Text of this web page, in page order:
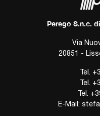
Perego S.n.c.
Via
20851 -
Tel.
Tel.
Tel.
E-Mail: